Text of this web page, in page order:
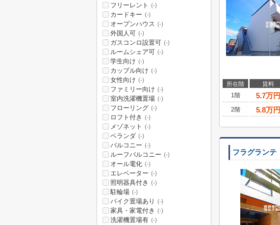
所在階 賃料
1階
5.7万円
2階
5.8万円
フラグランテ
フリーレント (-)
カードキー (-)
オープンハウス (-)
外国人可 (-)
ガスコンロ設置可 (-)
ルームシェア可 (-)
学生向け (-)
カップル向け (-)
女性向け (-)
ファミリー向け (-)
室内洗濯機置場 (-)
フローリング (-)
ロフト付き (-)
メゾネット (-)
ベランダ (-)
バルコニー (-)
ルーフバルコニー (-)
オール電化 (-)
エレベーター (-)
照明器具付き (-)
駐輪場 (-)
バイク置場あり (-)
家具・家電付き (-)
洗濯機置場有 (-)